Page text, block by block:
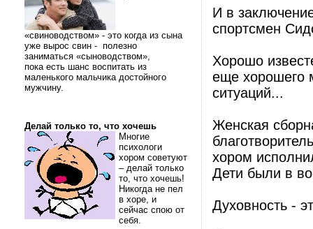
«свиноводством» - это когда из сына
уже вырос свин - полезно
заниматься «сыноводством»,
пока есть шанс воспитать из
маленького мальчика достойного
мужчину.
Делай только то, что хочешь
Многие
психологи
хором советуют
– делай только
то, что хочешь!
Никогда не пел
в хоре, и
сейчас спою от
себя.
И в
спортсмен
Хорошо
еще хорошего
ситуаций...
Женская
хором
Дети были в
Духовность -